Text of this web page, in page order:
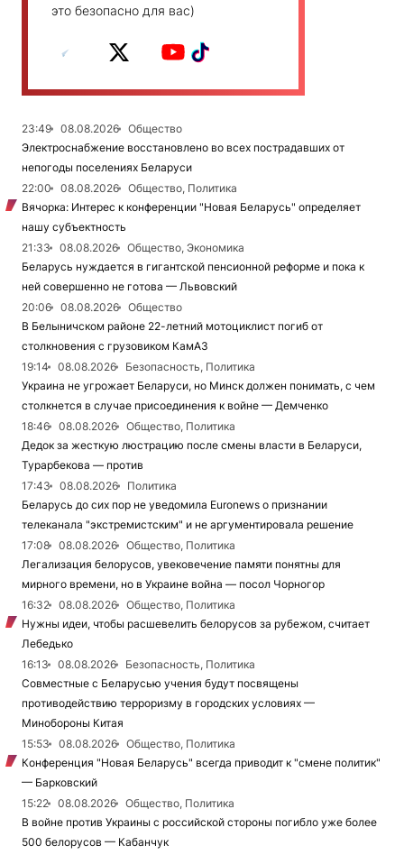
это безопасно для вас)
23:49 08.08.2026
Общество
Электроснабжение восстановлено во всех пострадавших от
непогоды поселениях Беларуси
22:00
08.08.2026
Общество, Политика
Вячорка: Интерес к конференции "Новая Беларусь" определяет
нашу субъектность
21:33
08.08.2026
Общество, Экономика
Беларусь нуждается в гигантской пенсионной реформе и пока к
ней совершенно не готова — Львовский
20:06
08.08.2026
Общество
В Белыничском районе 22-летний мотоциклист погиб от
столкновения с грузовиком КамАЗ
19:14
08.08.2026
Безопасность, Политика
Украина не угрожает Беларуси, но Минск должен понимать, с чем
столкнется в случае присоединения к войне — Демченко
18:46
08.08.2026
Общество, Политика
Дедок за жесткую люстрацию после смены власти в Беларуси,
Турарбекова — против
17:43
08.08.2026
Политика
Беларусь до сих пор не уведомила Euronews о признании
телеканала "экстремистским" и не аргументировала решение
17:08
08.08.2026
Общество, Политика
Легализация белорусов, увековечение памяти понятны для
мирного времени, но в Украине война — посол Чорногор
16:32
08.08.2026
Общество, Политика
Нужны идеи, чтобы расшевелить белорусов за рубежом, считает
Лебедько
16:13
08.08.2026
Безопасность, Политика
Совместные с Беларусью учения будут посвящены
противодействию терроризму в городских условиях —
Минобороны Китая
15:53
08.08.2026
Общество, Политика
Конференция "Новая Беларусь" всегда приводит к "смене политик"
— Барковский
15:22
08.08.2026
Общество, Политика
В войне против Украины с российской стороны погибло уже более
500 белорусов — Кабанчук